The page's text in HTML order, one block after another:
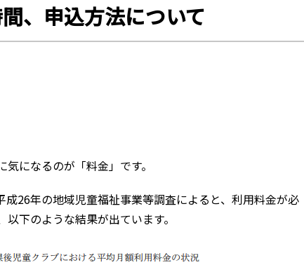
、申込方法について
になるのが「料金」です。
成26年の地域児童福祉事業等調査によると、利用料金が必
下のような結果が出ています。